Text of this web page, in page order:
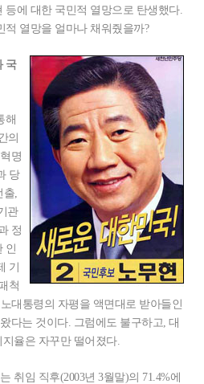
등에 대한 국민적 열망으로 탄생했다.
적 열망을 얼마나 채워줬을까?
국
해
의
명
당
출,
관
정
인
기
척
대통령의 자평을 액면대로 받아들인
다는 것이다. 그럼에도 불구하고, 대
율은 자꾸만 떨어졌다.
취임 직후(2003년 3월말)의 71.4%에